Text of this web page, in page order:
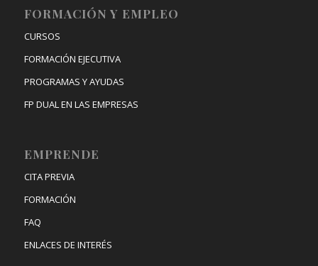
FORMACIÓN Y EMPLEO
CURSOS
FORMACIÓN EJECUTIVA
PROGRAMAS Y AYUDAS
FP DUAL EN LAS EMPRESAS
EMPRENDE
CITA PREVIA
FORMACIÓN
FAQ
ENLACES DE INTERÉS